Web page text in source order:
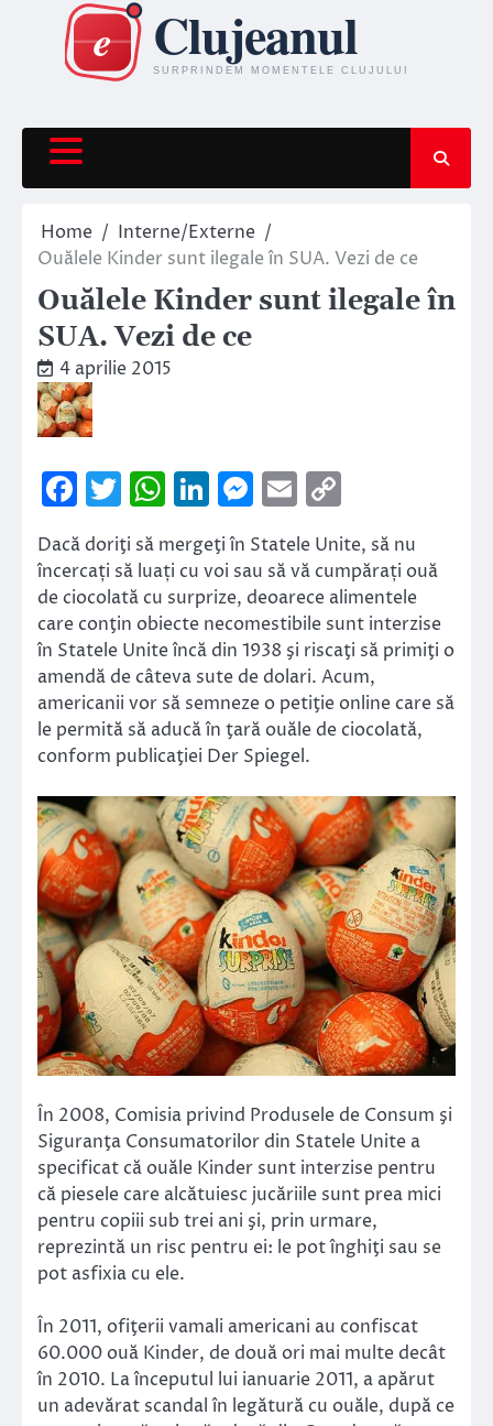
content
Home
Interne/Externe
Ouălele Kinder sunt ilegale în SUA. Vezi de ce
Ouălele Kinder sunt ilegale în
SUA. Vezi de ce
4 aprilie 2015
Facebook
Twitter
WhatsApp
LinkedIn
Messenger
Email
Link
Dacă doriţi să mergeţi în Statele Unite, să nu
încercați să luați cu voi sau să vă cumpărați ouă
de ciocolată cu surprize, deoarece alimentele
care conţin obiecte necomestibile sunt interzise
în Statele Unite încă din 1938 şi riscaţi să primiţi o
amendă de câteva sute de dolari. Acum,
americanii vor să semneze o petiţie online care să
le permită să aducă în ţară ouăle de ciocolată,
conform publicaţiei Der Spiegel.
În 2008, Comisia privind Produsele de Consum şi
Siguranţa Consumatorilor din Statele Unite a
specificat că ouăle Kinder sunt interzise pentru
că piesele care alcătuiesc jucăriile sunt prea mici
pentru copiii sub trei ani şi, prin urmare,
reprezintă un risc pentru ei: le pot înghiţi sau se
pot asfixia cu ele.
În 2011, ofiţerii vamali americani au confiscat
60.000 ouă Kinder, de două ori mai multe decât
în 2010. La începutul lui ianuarie 2011, a apărut
un adevărat scandal în legătură cu ouăle, după ce